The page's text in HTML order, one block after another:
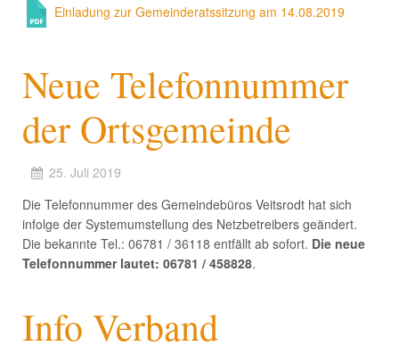
Einladung zur Gemeinderatssitzung am 14.08.2019
Neue Telefonnummer
der Ortsgemeinde
25. Juli 2019
Die Telefonnummer des Gemeindebüros Veitsrodt hat sich
infolge der Systemumstellung des Netzbetreibers geändert.
Die bekannte Tel.: 06781 / 36118 entfällt ab sofort. Die neue
Telefonnummer lautet: 06781 / 458828.
Info Verband